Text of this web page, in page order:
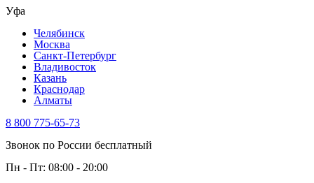
Уфа
Челябинск
Москва
Санкт-Петербург
Владивосток
Казань
Краснодар
Алматы
8 800 775-65-73
Звонок по России бесплатный
Пн - Пт: 08:00 - 20:00